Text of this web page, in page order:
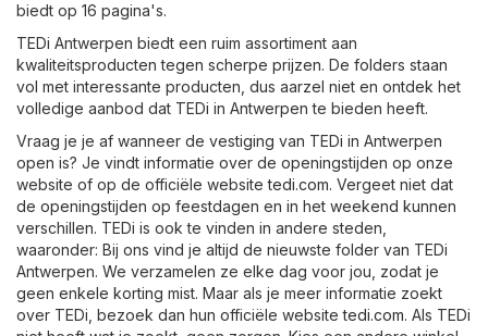
biedt op 16 pagina's.
TEDi Antwerpen biedt een ruim assortiment aan
kwaliteitsproducten tegen scherpe prijzen. De folders staan
vol met interessante producten, dus aarzel niet en ontdek het
volledige aanbod dat TEDi in Antwerpen te bieden heeft.
Vraag je je af wanneer de vestiging van TEDi in Antwerpen
open is? Je vindt informatie over de openingstijden op onze
website of op de officiële websitetedi.com. Vergeet niet dat
de openingstijden op feestdagen en in het weekend kunnen
verschillen. TEDi is ook te vinden in andere steden,
waaronder: Bij ons vind je altijd de nieuwste folder van TEDi
Antwerpen. We verzamelen ze elke dag voor jou, zodat je
geen enkele korting mist. Maar als je meer informatie zoekt
over TEDi, bezoek dan hun officiële websitetedi.com. Als TEDi